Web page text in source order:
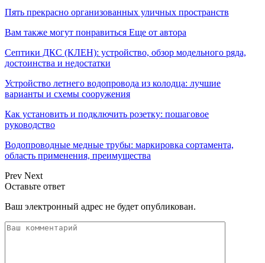
Пять прекрасно организованных уличных пространств
Вам также могут понравиться Еще от автора
Септики ДКС (КЛЕН): устройство, обзор модельного ряда,
достоинства и недостатки
Устройство летнего водопровода из колодца: лучшие
варианты и схемы сооружения
Как установить и подключить розетку: пошаговое
руководство
Водопроводные медные трубы: маркировка сортамента,
область применения, преимущества
Prev Next
Оставьте ответ
Ваш электронный адрес не будет опубликован.